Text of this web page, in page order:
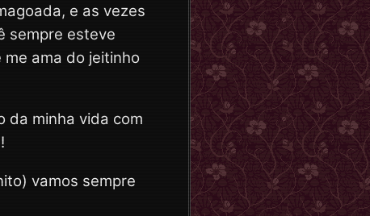
e as vezes
sempre esteve
ama do jeitinho
da minha vida com
vamos sempre